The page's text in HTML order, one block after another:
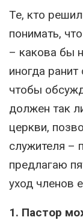
Те, кто
понимать,
– какова бы
иногда
чтобы
должен так
церкви,
служителя –
предлагаю
уход членов
1. Пастор